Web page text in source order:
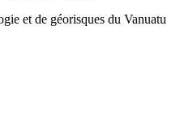
et de géorisques du Vanuatu